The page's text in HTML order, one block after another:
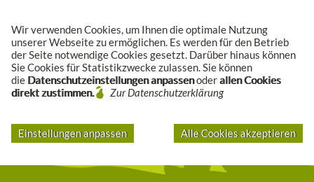
Wir verwenden Cookies, um Ihnen die optimale Nutzung
unserer Webseite zu ermöglichen. Es werden für den Betrieb
der Seite notwendige Cookies gesetzt. Darüber hinaus können
Sie Cookies für Statistikzwecke zulassen. Sie können
die Datenschutzeinstellungen anpassenoderallen Cookies
direkt zustimmen.
Zur Datenschutzerklärung
Einstellungen anpassen Alle Cookies akzeptieren